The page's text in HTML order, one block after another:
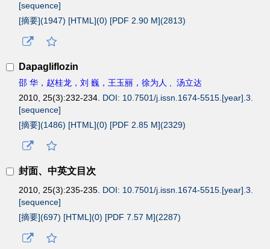
[sequence]
[摘要](1947) [HTML](0) [PDF 2.90 M](2813)
Dapagliflozin
邵 华，赵桂龙，刘 巍，王玉丽，徐为人 , 汤立达
2010, 25(3):232-234. DOI: 10.7501/j.issn.1674-5515.[year].3.
[sequence]
[摘要](1486) [HTML](0) [PDF 2.85 M](2329)
封面、中英文目次
2010, 25(3):235-235. DOI: 10.7501/j.issn.1674-5515.[year].3.
[sequence]
[摘要](697) [HTML](0) [PDF 7.57 M](2287)